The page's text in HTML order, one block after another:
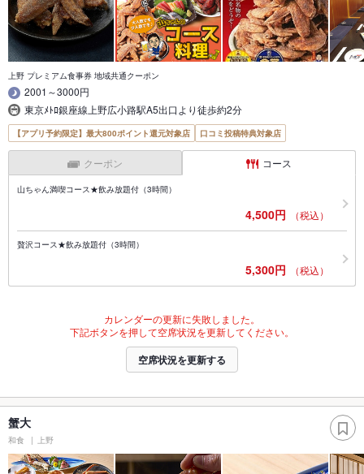
上野 プレミアム食事券 地域共通クーポン
2001～3000円
東京ﾒﾄﾛ銀座線上野広小路駅A5出口より徒歩約2分
【アプリ予約限定】最大800ポイント還元対象店 口コミ投稿特典対象店
クーポン コース
山ちゃん満喫コース★飲み放題付（3時間）
4,500円 （税込）
贅沢コース★飲み放題付（3時間）
5,300円 （税込）
カレンダーの更新に失敗しました。
下記ボタンを押して空席状況を更新してください。
空席状況を更新する
蟹大
和食 上野